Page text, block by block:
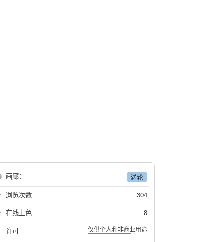
画廊： 涡轮
浏览次数 304
在线上色 8
许可 仅供个人和非商业用途